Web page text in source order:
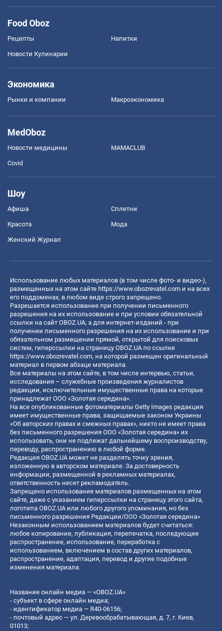
Food Oboz
Рецепты Напитки
Новости Кулинарии
Экономика
Рынки и компании Mакроэкономика
MedOboz
Новости медицины MAMACLUB
Covid
Шоу
Афиша Сплетни
Красота Мода
Женский Журнал
Использование любых материалов (в том числе фото- и видео-),
размещенных на этом сайте https://www.obozrevatel.com и на всех
его поддоменах, в любом виде строго запрещено.
Разрешается использование при получении письменного
разрешения на их использование и при условии обязательной
ссылки на сайт OBOZ.UA, а для интернет-изданий - при
получении письменного разрешения на их использование и при
обязательном размещении прямой, открытой для поисковых
систем, гиперссылки на страницу OBOZ.UA по ссылке
https://www.obozrevatel.com, на которой размещен оригинальный
материал в первом абзаце материала.
Все материалы на этом сайте, в том числе интервью, статьи,
исследования – служебные произведения журналистов
редакции, исключительные имущественные права на которые
принадлежат ООО «Золотая середина».
На все опубликованные фотоматериалы Getty Images редакция
имеет имущественные права, защищаемые законом Украины
«Об авторских правах и смежных правах», никто не имеет права
без письменного разрешения ООО «Золотая середина» их
использовать, они не подлежат дальнейшему воспроизводству,
переводу, распространению в любой форме.
Редакция OBOZ.UA может не разделять точку зрения,
изложенную в авторском материале. За достоверность
информации, размещенной в рекламных материалах,
ответственность несет рекламодатель.
Запрещено использование материалов размещенных на этом
сайте, даже с указанием гиперссылки на страницу этого сайта,
логотипа OBOZ.UA или любого другого упоминания, но без
письменного разрешения Редакции/ООО «Золотая середина»
Незаконным использованием материалов будет считаться:
любое копирование, публикация, перепечатка, последующее
распространение, использование, переработка с
использованием, включением в состав других материалов,
распространение, адаптация, перевод и другие подобные
изменения материала.
Название онлайн медиа — «OBOZ.UA»
- субъект в сфере онлайн медиа;
- идентификатор медиа — R40-06156;
- почтовый адрес — ул. Деревообрабатывающая, д. 7, г. Киев,
01013;